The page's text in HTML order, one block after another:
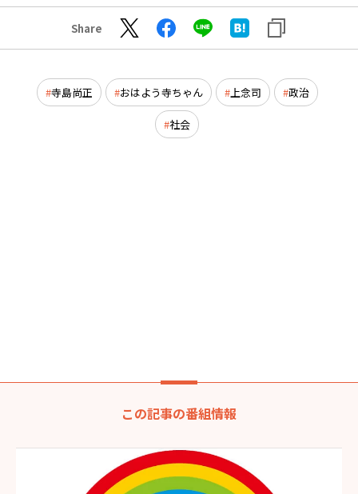
Share
寺島尚正 おはよう寺ちゃん 上念司 政治
社会
この記事の番組情報